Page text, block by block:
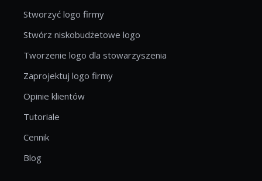
Stworzyć logo firmy
Stwórz niskobudżetowe logo
Tworzenie logo dla stowarzyszenia
Zaprojektuj logo firmy
Opinie klientów
Tutoriale
Cennik
Blog